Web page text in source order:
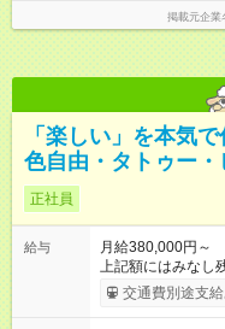
掲載元企業
「楽しい」を本気
色自由・タトゥー
正社員
給与
月給380,000円～
上記額にはみなし
ます。 みなし残
■昇給あり 年2回の給与
交通費別途支給